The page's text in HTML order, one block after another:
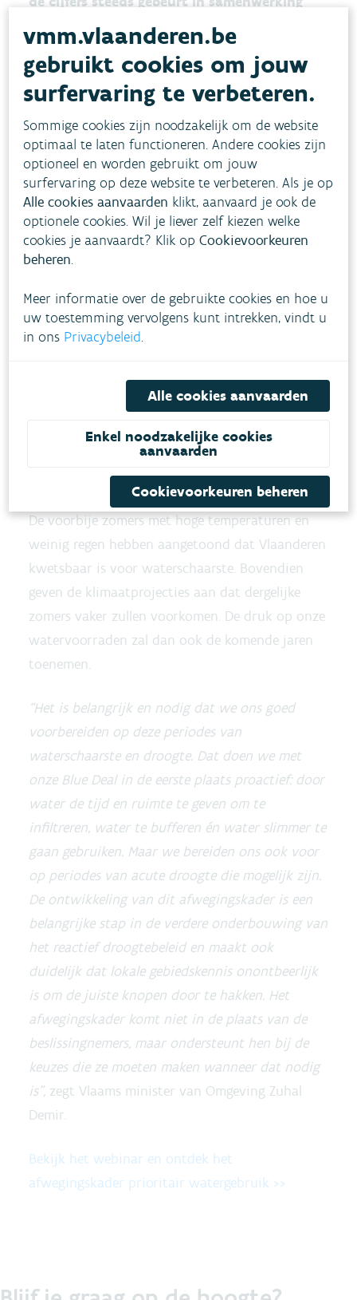
met experten op basis van en met aanvulling
van lokale gebiedskennis.
Het werk is bovendien nog niet af. Momenteel
wordt nog bijkomende lokale gebiedskennis en
andere kwalitatieve informatie toegevoegd aan
het kader. Ook wordt een indicatorendashboard
ontwikkeld dat toelaat om op een vlotte manier
inzicht te krijgen in de actuele droogtetoestand
en waterschaarste bij verschillende sectoren. Deze
zomerperiode zal dienen als testfase, waarbij het
ingezet zal worden. De toepassing ervan wordt
hierbij ondersteund door het onderzoeksteam
worden betrokken bij effectieve waterschaarste.
Na de zomer start een vervolgtraject met een
evaluatie van het instrument, eventuele
bijsturingen en worden bepaalde aspecten verder
De voorbije zomers met hoge temperaturen en
weinig regen hebben aangetoond dat Vlaanderen
kwetsbaar is voor waterschaarste. Bovendien
geven de klimaatprojecties aan dat dergelijke
zomers vaker zullen voorkomen. De druk op onze
watervoorraden zal dan ook de komende jaren
toenemen.
“Het is belangrijk en nodig dat we ons goed
voorbereiden op deze periodes van
waterschaarste en droogte. Dat doen we met
onze Blue Deal in de eerste plaats proactief: door
water de tijd en ruimte te geven om te
infiltreren, water te bufferen én water slimmer te
gaan gebruiken. Maar we bereiden ons ook voor
op periodes van acute droogte die mogelijk zijn.
De ontwikkeling van dit afwegingskader is een
belangrijke stap in de verdere onderbouwing van
het reactief droogtebeleid en maakt ook
duidelijk dat lokale gebiedskennis onontbeerlijk
is om de juiste knopen door te hakken. Het
afwegingskader komt niet in de plaats van de
beslissingnemers, maar ondersteunt hen bij de
keuzes die ze moeten maken wanneer dat nodig
is”, zegt Vlaams minister van Omgeving Zuhal
Demir.
Bekijk het webinar en ontdek het
afwegingskader prioritair watergebruik >>
vmm.vlaanderen.be
gebruikt cookies om jouw
surfervaring te verbeteren.
Sommige cookies zijn noodzakelijk om de website
optimaal te laten functioneren. Andere cookies zijn
optioneel en worden gebruikt om jouw
surfervaring op deze website te verbeteren. Als je op
Alle cookies aanvaarden klikt, aanvaard je ook de
optionele cookies. Wil je liever zelf kiezen welke
cookies je aanvaardt? Klik opCookievoorkeuren
beheren.
Meer informatie over de gebruikte cookies en hoe u
uw toestemming vervolgens kunt intrekken, vindt u
in ons Privacybeleid.
Alle cookies aanvaarden
Enkel noodzakelijke cookies
aanvaarden
Cookievoorkeuren beheren